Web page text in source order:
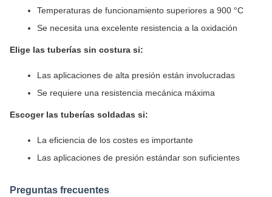
Temperaturas de funcionamiento superiores a 900 °C
Se necesita una excelente resistencia a la oxidación
Elige las tuberías sin costura si:
Las aplicaciones de alta presión están involucradas
Se requiere una resistencia mecánica máxima
Escoger las tuberías soldadas si:
La eficiencia de los costes es importante
Las aplicaciones de presión estándar son suficientes
Preguntas frecuentes